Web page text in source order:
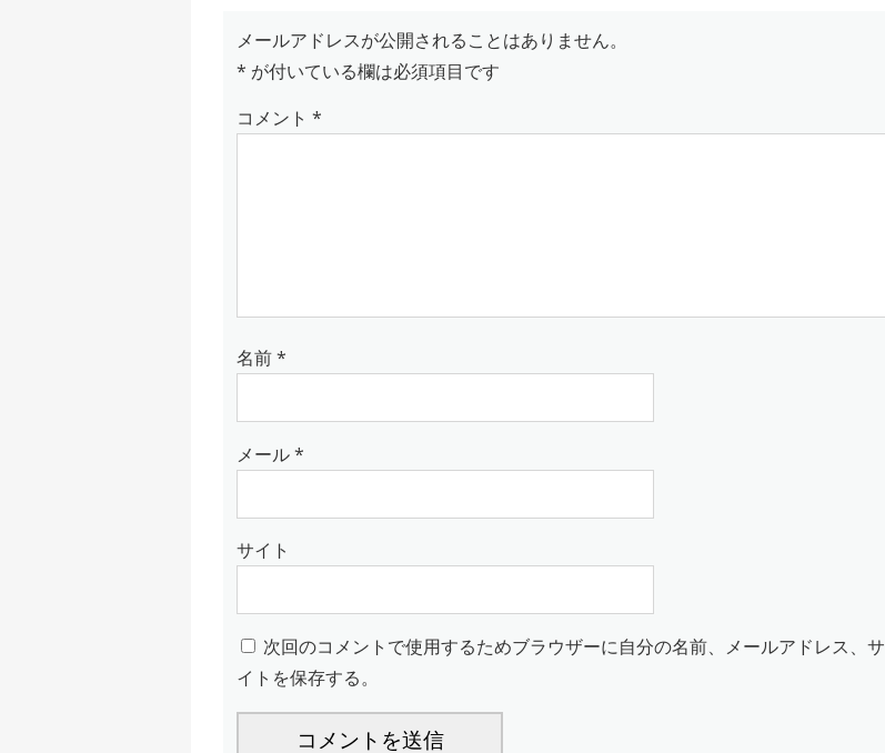
メールアドレスが公開されることはありません。
* が付いている欄は必須項目です
コメント *
名前*
メール*
サイト
次回のコメントで使用するためブラウザーに自分の名前、メールアドレス、サ
イトを保存する。